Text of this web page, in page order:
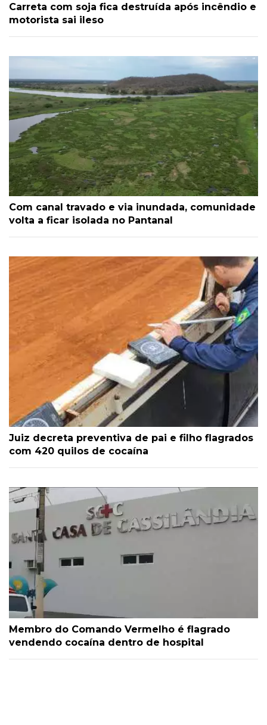
Carreta com soja fica destruída após incêndio e
motorista sai ileso
Com canal travado e via inundada, comunidade
volta a ficar isolada no Pantanal
Juiz decreta preventiva de pai e filho flagrados
com 420 quilos de cocaína
Membro do Comando Vermelho é flagrado
vendendo cocaína dentro de hospital